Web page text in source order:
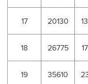
17 20130
18 26775
19 35610